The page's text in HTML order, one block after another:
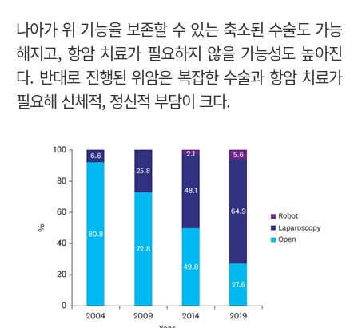
나아가 위 기능을 보존할 수 있는 축소된 수술도 가능
해지고, 항암 치료가 필요하지 않을 가능성도 높아진
다. 반대로 진행된 위암은 복잡한 수술과 항암 치료가
필요해 신체적, 정신적 부담이 크다.